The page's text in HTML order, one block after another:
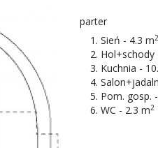
parter
Sień - 4.3 m2
Hol+schody
Kuchnia -
Pom. gosp.
WC - 2.3 m2